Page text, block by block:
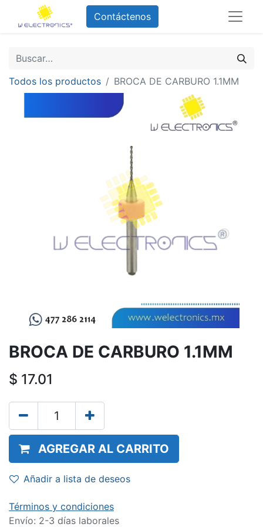
Contáctenos
Todos los productos BROCA DE CARBURO 1.1MM
BROCA DE CARBURO 1.1MM
$ 17.01
AGREGAR AL CARRITO
Añadir a lista de deseos
Términos y condiciones
Envío: 2-3 días laborales